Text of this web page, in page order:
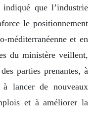
que l’industrie
le positionnement
méditerranéenne et en
du ministère veillent,
parties prenantes, à
à lancer de nouveaux
et à améliorer la